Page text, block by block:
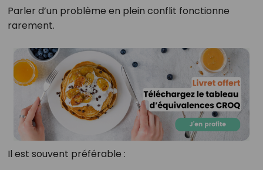
Parler d’un problème en plein conflit fonctionne
rarement.
Il est souvent préférable :